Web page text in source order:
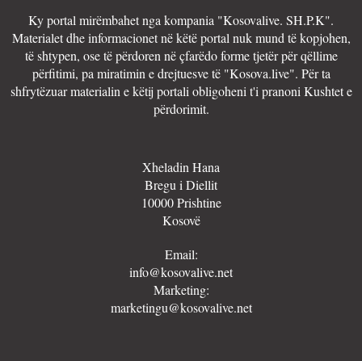
Ky portal mirëmbahet nga kompania "Kosovalive. SH.P.K".
Materialet dhe informacionet në këtë portal nuk mund të kopjohen,
të shtypen, ose të përdoren në çfarëdo forme tjetër për qëllime
përfitimi, pa miratimin e drejtuesve të "Kosova.live". Për ta
shfrytëzuar materialin e këtij portali obligoheni t'i pranoni Kushtet e
përdorimit.
Xheladin Hana
Bregu i Diellit
10000 Prishtine
Kosovë
Email:
info@kosovalive.net
Marketing:
marketingu@kosovalive.net